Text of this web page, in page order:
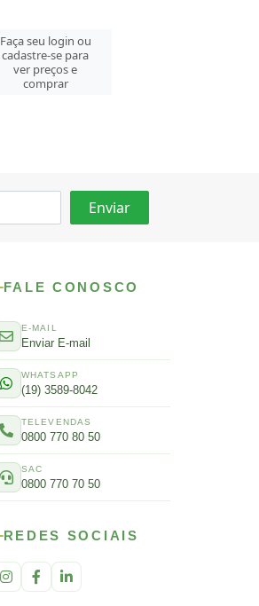
Faça seu login ou
cadastre-se para
ver preços e
comprar
FALE CONOSCO
E-MAIL
Enviar E-mail
WHATSAPP
(19) 3589-8042
TELEVENDAS
0800 770 80 50
SAC
0800 770 70 50
REDES SOCIAIS